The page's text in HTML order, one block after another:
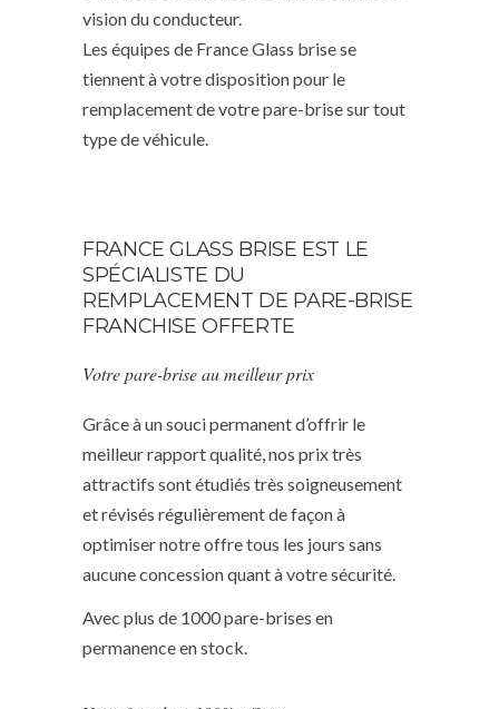
vision du conducteur.
Les équipes de France Glass brise se
tiennent à votre disposition pour le
remplacement de votre pare-brise sur tout
type de véhicule.
FRANCE GLASS BRISE EST LE
SPÉCIALISTE DU
REMPLACEMENT DE PARE-BRISE
FRANCHISE OFFERTE
Votre pare-brise au meilleur prix
Grâce à un souci permanent d’offrir le
meilleur rapport qualité, nos prix très
attractifs sont étudiés très soigneusement
et révisés régulièrement de façon à
optimiser notre offre tous les jours sans
aucune concession quant à votre sécurité.
Avec plus de 1000 pare-brises en
permanence en stock.